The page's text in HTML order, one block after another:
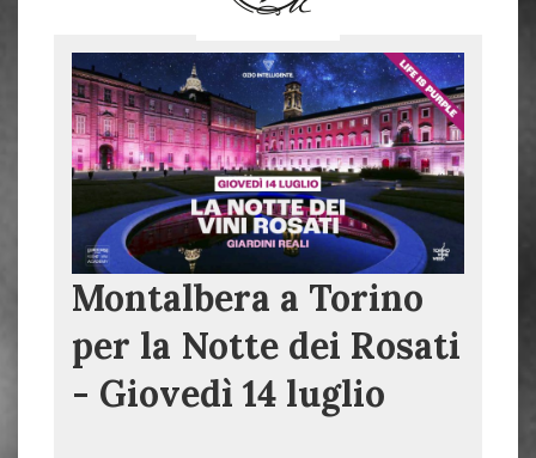
Montalbera a Torino
per la Notte dei Rosati
- Giovedì 14 luglio